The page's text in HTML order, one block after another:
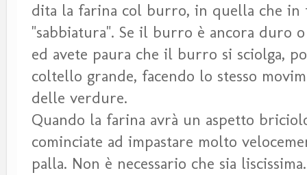
dita la farina col burro, in quella che in
"sabbiatura". Se il burro è ancora duro
ed avete paura che il burro si sciolga,
coltello grande, facendo lo stesso
delle verdure.
Quando la farina avrà un aspetto
cominciate ad impastare molto
palla. Non è necessario che sia